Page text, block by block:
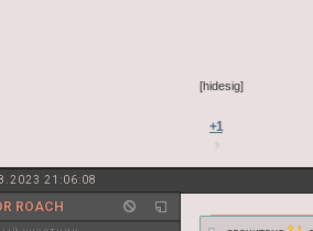
[hidesig]
+1
21:06:08
ROACH